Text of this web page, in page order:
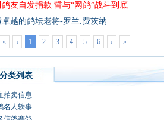
鸽友自发捐款 誓与“网鸽”战斗到底
卓越的鸽坛老将-罗兰.费茨纳
« ‹ 1 2 3 4 5 6 › »
分类列表
拍卖信息
名人轶事